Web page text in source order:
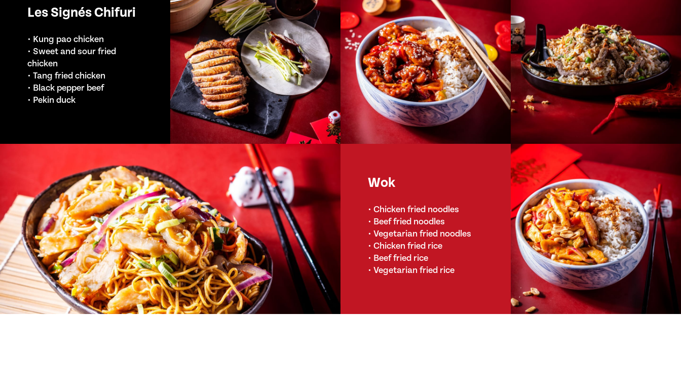
Les SignésChifuri
• Kung pao chicken
• Sweet and sour fried
chicken
• Tang fried chicken
• Black pepper beef
• Pekin duck
Wok
• Chicken fried noodles
• Beef fried noodles
• Vegetarian fried noodles
• Chicken fried rice
• Beef fried rice
• Vegetarian fried rice